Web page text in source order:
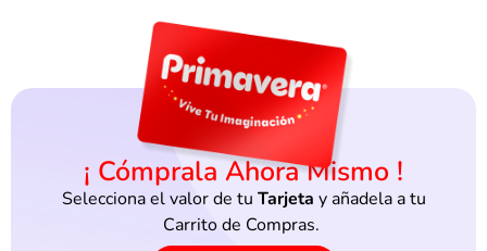
¡ Cómprala Ahora Mismo !
Selecciona el valor de tu Tarjeta y añadela a tu
Carrito de Compras.